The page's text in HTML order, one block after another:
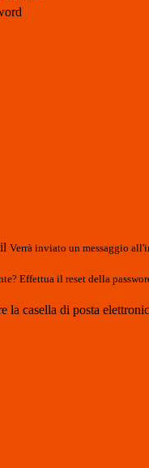
Verrà inviato un messaggio
Effettua il reset della
la casella di posta